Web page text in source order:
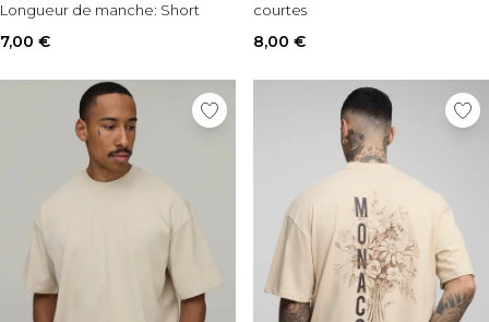
Longueur de manche: Short
Sleeve
7,00 €
courtes
Style:
T-shirt basique
8,00 €